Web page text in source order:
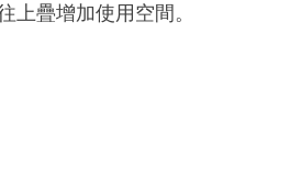
上疊增加使用空間。